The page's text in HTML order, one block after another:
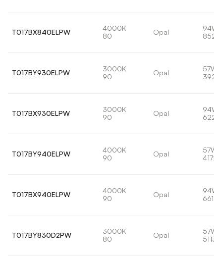
T017BX840ELPW
4000K
80
Opal
94W
T017BY930ELPW
3000K
90
Opal
57W
T017BX930ELPW
3000K
90
Opal
94W
T017BY940ELPW
4000K
90
Opal
57W
T017BX940ELPW
4000K
90
Opal
94W
T017BY830D2PW
3000K
80
Opal
57W